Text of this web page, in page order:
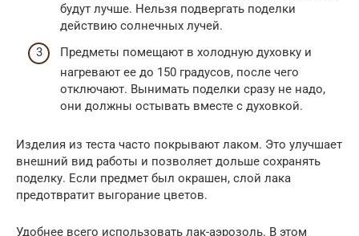
будут лучше. Нельзя подвергать поделки
действию солнечных лучей.
Предметы помещают в холодную духовку и
нагревают ее до 150 градусов, после чего
отключают. Вынимать поделки сразу не надо,
они должны остывать вместе с духовкой.
Изделия из теста часто покрывают лаком. Это улучшает
внешний вид работы и позволяет дольше сохранять
поделку. Если предмет был окрашен, слой лака
предотвратит выгорание цветов.
Удобнее всего использовать лак-аэрозоль. В этом